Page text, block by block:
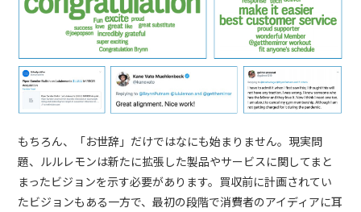
もちろん、「お世辞」だけではなにも始まりません。現実問
題、ルルレモンは新たに拡張した製品やサービスに関してまと
まったビジョンを示す必要があります。買収前に計画されてい
たビジョンもある一方で、最初の段階で消費者のアイディアに耳